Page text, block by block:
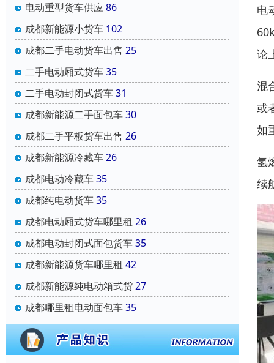
电动重型货车供应86
成都新能源小货车 102
成都二手电动货车出售 25
二手电动厢式货车35
二手电动封闭式货车31
成都新能源二手面包车30
成都二手平板货车出售 26
成都新能源冷藏车26
成都电动冷藏车35
成都纯电动货车35
成都电动厢式货车哪里租 26
成都电动封闭式面包货车35
成都新能源货车哪里租 42
成都新能源纯电动箱式货27
成都哪里租电动面包车35
电
论
混
或
如
氢
续